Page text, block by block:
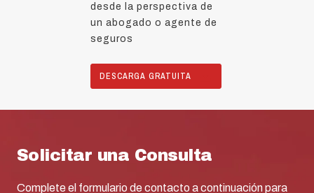
desde la perspectiva de
un abogado o agente de
seguros
DESCARGA GRATUITA
Solicitar una Consulta
Complete el formulario de contacto a continuación para